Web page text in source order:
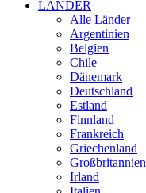
LÄNDER
Alle Länder
Argentinien
Belgien
Chile
Dänemark
Deutschland
Estland
Finnland
Frankreich
Griechenland
Großbritannien
Irland